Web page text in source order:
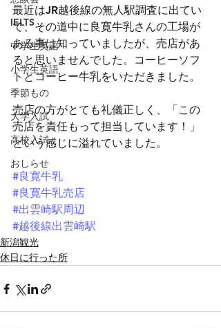
IELTS
中学生英語
小学生英語
季節もの
大学入試
高校入試
おしらせ
最近はJR越後線の無人駅調査に出てい
て、その道中に良寛牛乳さんの工場が
ある事は知っていましたが、売店があ
ると思いませんでした。コーヒーソフ
トとコーヒー牛乳をいただきました。
売店の方がとても礼儀正しく、「この
売店を責任もって担当しています！」
という感じに溢れていました。
#良寛牛乳
#良寛牛乳売店
#出雲崎駅周辺
#越後線出雲崎駅
新潟観光
休日に行った所